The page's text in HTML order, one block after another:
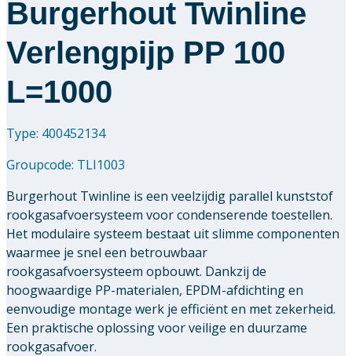
Burgerhout Twinline
Verlengpijp PP 100
L=1000
Type: 400452134
Groupcode: TLI1003
Burgerhout Twinline is een veelzijdig parallel kunststof
rookgasafvoersysteem voor condenserende toestellen.
Het modulaire systeem bestaat uit slimme componenten
waarmee je snel een betrouwbaar
rookgasafvoersysteem opbouwt. Dankzij de
hoogwaardige PP-materialen, EPDM-afdichting en
eenvoudige montage werk je efficiënt en met zekerheid.
Een praktische oplossing voor veilige en duurzame
rookgasafvoer.